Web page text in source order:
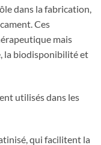
dans la fabrication,
Ces
mais
la biodisponibilité et
utilisés dans les
qui facilitent la